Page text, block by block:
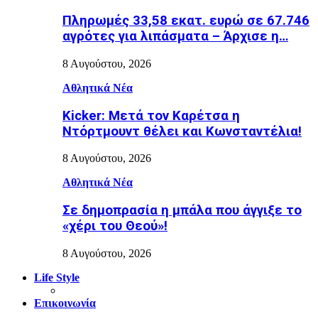
Πληρωμές 33,58 εκατ. ευρώ σε 67.746
αγρότες για λιπάσματα – Άρχισε η…
8 Αυγούστου, 2026
Αθλητικά Νέα
Kicker: Μετά τον Καρέτσα η
Ντόρτμουντ θέλει και Κωνσταντέλια!
8 Αυγούστου, 2026
Αθλητικά Νέα
Σε δημοπρασία η μπάλα που άγγιξε το
«χέρι του Θεού»!
8 Αυγούστου, 2026
Life Style
Επικοινωνία